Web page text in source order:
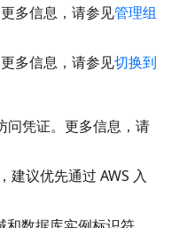
多信息，请参见管理组
多信息，请参见切换到
问凭证。更多信息，请
建议优先通过 AWS 入